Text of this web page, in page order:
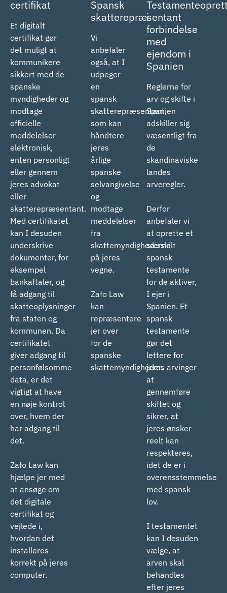
certifikat
Et digitalt
certifikat gør
det muligt at
kommunikere
sikkert med de
spanske
myndigheder og
modtage
officielle
meddelelser
elektronisk,
enten personligt
eller gennem
jeres advokat
eller
skatterepræsentant.
Med certifikatet
kan I desuden
underskrive
dokumenter, for
eksempel
bankaftaler, og
få adgang til
skatteoplysninger
fra staten og
kommunen. Da
certifikatet
giver adgang til
personfølsomme
data, er det
vigtigt at have
en nøje kontrol
over, hvem der
har adgang til
det.
Zafo Law kan
hjælpe jer med
at ansøge om
det digitale
certifikat og
vejlede i,
hvordan det
installeres
korrekt på jeres
computer.
Spansk
skatterepræsentant
Vi
anbefaler
også, at I
udpeger
en
spansk
skatterepræsentant,
som kan
håndtere
jeres
årlige
spanske
selvangivelse
og
modtage
meddelelser
fra
skattemyndighederne
på jeres
vegne.
Zafo Law
kan
repræsentere
jer over
for de
spanske
skattemyndigheder.
i
forbindelse
med
ejendom i
Spanien
Reglerne for
arv og skifte i
Spanien
adskiller sig
væsentligt fra
de
skandinaviske
landes
arveregler.
Derfor
anbefaler vi
at oprette et
særskilt
spansk
testamente
for de aktiver,
I ejer i
Spanien. Et
spansk
testamente
gør det
lettere for
jeres arvinger
at
gennemføre
skiftet og
sikrer, at
jeres ønsker
reelt kan
respekteres,
idet de er i
overensstemmelse
med spansk
lov.
I testamentet
kan I desuden
vælge, at
arven skal
behandles
efter jeres